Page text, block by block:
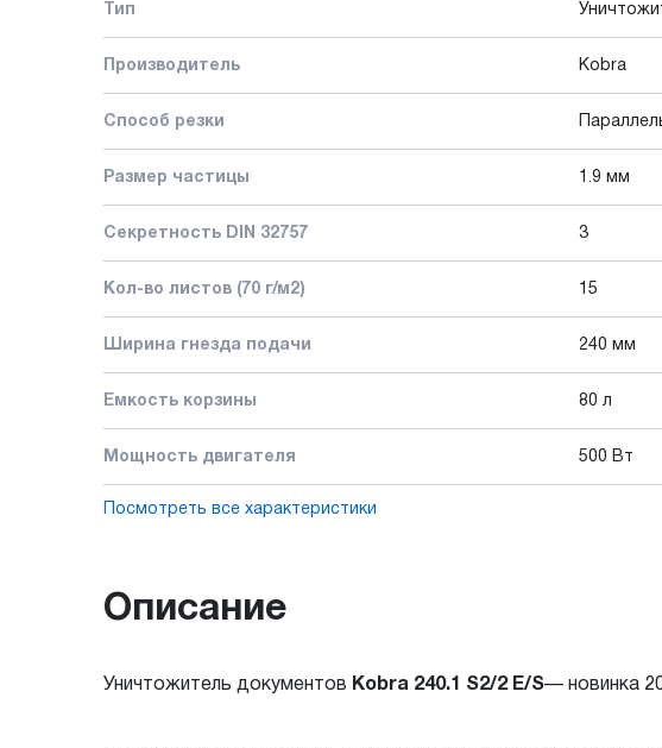
Тип
Производитель Kobra
Способ резки
Размер частицы 1.9 мм
Секретность DIN 32757 3
Кол-во листов (70 г/м2) 15
Ширина гнезда подачи 240 мм
Емкость корзины 80 л
Мощность двигателя 500 Вт
Посмотреть все характеристики
Описание
Уничтожитель документов Kobra 240.1 S2/2 E/S— новинка